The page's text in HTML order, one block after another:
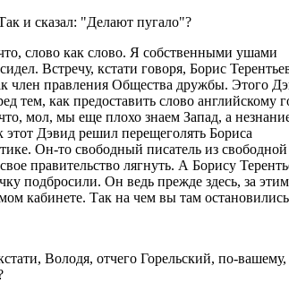
и сказал: "Делают пугало"?
слово как слово. Я собственными ушами
Встречу, кстати говоря, Борис
член правления Общества дружбы. Этого
тем, как предоставить слово английскому
мол, мы еще плохо знаем Запад, а
этот Дэвид решил перещеголять Бориса
Он-то свободный писатель из свободной
правительство лягнуть. А Борису
подбросили. Он ведь прежде здесь, за этим
кабинете. Так на чем вы там
Володя, отчего Горельский, по-вашему,